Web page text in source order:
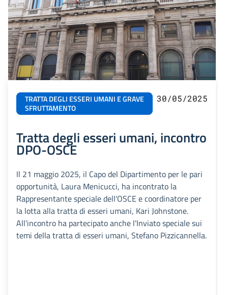
TRATTA DEGLI ESSERI UMANI E GRAVE
SFRUTTAMENTO
30/05/2025
Tratta degli esseri umani, incontro
DPO-OSCE
Il 21 maggio 2025, il Capo del Dipartimento per le pari
opportunità, Laura Menicucci, ha incontrato la
Rappresentante speciale dell'OSCE e coordinatore per
la lotta alla tratta di esseri umani, Kari Johnstone.
All'incontro ha partecipato anche l'Inviato speciale sui
temi della tratta di esseri umani, Stefano Pizzicannella.